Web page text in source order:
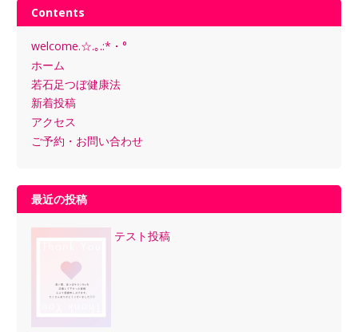
Contents
welcome.☆.｡.:*・°
ホーム
若石足つぼ健康法
新着投稿
アクセス
ご予約・お問い合わせ
最近の投稿
テスト投稿